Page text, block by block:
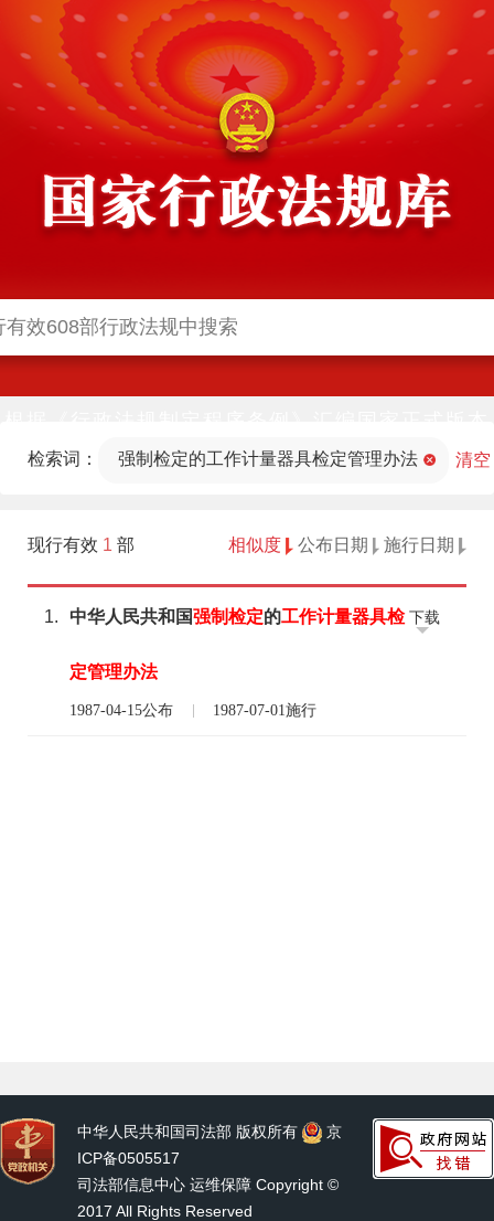
法部官网)同步公布
检索词： 强制检定的工作计量器具检定管理办法 清空
现行有效 1 部 相似度 公布日期 施行日期
1. 中华人民共和国强制检定的工作计量器具检
定管理办法
1987-04-15公布 1987-07-01施行
下载
中华人民共和国司法部 版权所有
京
ICP备0505517
司法部信息中心 运维保障 Copyright ©
2017 All Rights Reserved